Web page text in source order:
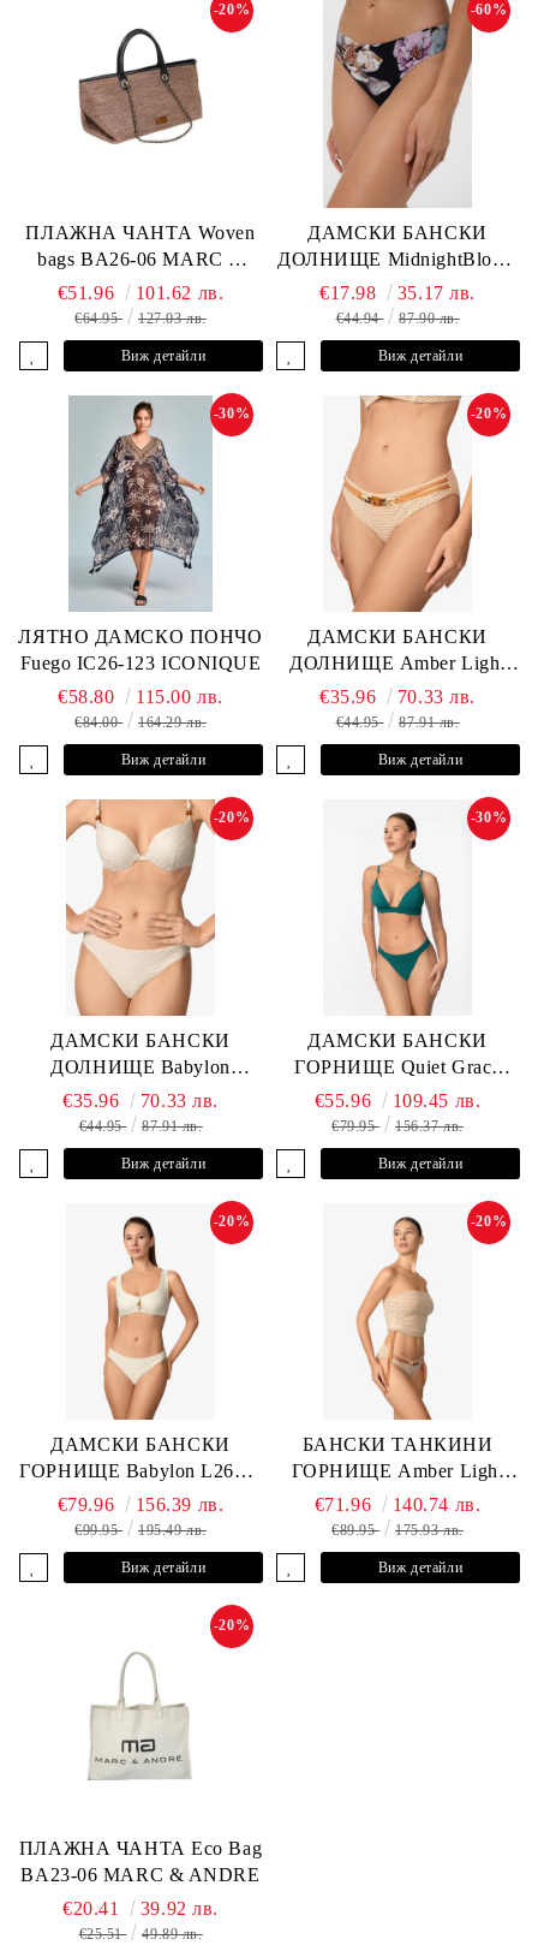
ПЛАЖНА ЧАНТА Woven
bags BA26-06 MARC &
ANDRE
-20%
€51.96 101.62 лв.
€64.95 127.03 лв.
Виж детайли
ДАМСКИ БАНСКИ
ДОЛНИЩЕ MidnightBloom
L2505-Z-MCR MARC &
ANDRE
-60%
€17.98 35.17 лв.
€44.94 87.90 лв.
Виж детайли
ЛЯТНО ДАМСКО ПОНЧО
Fuego IC26-123 ICONIQUE
-30%
€58.80 115.00 лв.
€84.00 164.29 лв.
Виж детайли
ДАМСКИ БАНСКИ
ДОЛНИЩЕ Amber Light
L2605-Z-MCB MARC &
ANDRE
-20%
€35.96 70.33 лв.
€44.95 87.91 лв.
Виж детайли
ДАМСКИ БАНСКИ
ДОЛНИЩЕ Babylon
L2613-Z-MTB MARC &
ANDRE
-20%
€35.96 70.33 лв.
€44.95 87.91 лв.
Виж детайли
ДАМСКИ БАНСКИ
ГОРНИЩЕ Quiet Grace
L2607-Y-352 MARC &
ANDRE
-30%
€55.96 109.45 лв.
€79.95 156.37 лв.
Виж детайли
ДАМСКИ БАНСКИ
ГОРНИЩЕ Babylon L2613-
YP-682 MARC & ANDRE
-20%
€79.96 156.39 лв.
€99.95 195.49 лв.
Виж детайли
БАНСКИ ТАНКИНИ
ГОРНИЩЕ Amber Light
L2605-Y-803 MARC &
ANDRE
-20%
€71.96 140.74 лв.
€89.95 175.93 лв.
Виж детайли
ПЛАЖНА ЧАНТА Eco Bag
BA23-06 MARC & ANDRE
-20%
€20.41 39.92 лв.
€25.51 49.89 лв.